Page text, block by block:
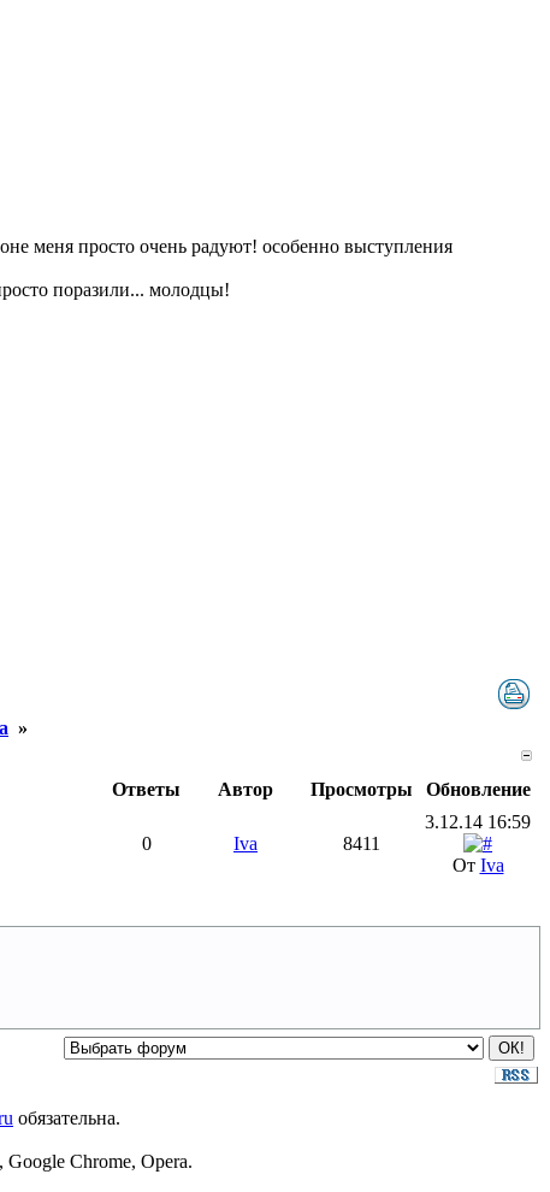
меня просто очень радуют! особенно выступления
поразили... молодцы!
»
Ответы Автор Просмотры Обновление
0 Iva 8411
3.12.14 16:59
От Iva
обязательна.
Chrome, Opera.